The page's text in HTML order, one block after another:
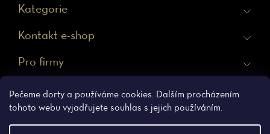
Pečeme dorty a používáme cookies. Dalším procházením
tohoto webu vyjadřujete souhlas s jejich používáním.
Kategorie
Kontakt e-shop
Pro firmy
Ochrana osobních údajů Obchodní podmínky